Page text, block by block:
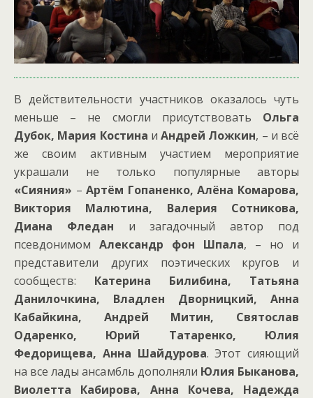
В действительности участников оказалось чуть
меньше – не смогли присутствовать Ольга
Дубок, Мария Костина и Андрей Ложкин, – и всё
же своим активным участием мероприятие
украшали не только популярные авторы
«Сияния» –Артём Гопаненко, Алёна Комарова,
Виктория Малютина, Валерия Сотникова,
Диана Фледан и загадочный автор под
псевдонимом Александр фон Шпала, – но и
представители других поэтических кругов и
сообществ: Катерина Билибина, Татьяна
Данилочкина, Владлен Дворницкий, Анна
Кабайкина, Андрей Митин, Святослав
Одаренко, Юрий Татаренко, Юлия
Федорищева, Анна Шайдурова. Этот сияющий
на все лады ансамбль дополняли Юлия Быканова,
Виолетта Кабирова, Анна Кочева, Надежда